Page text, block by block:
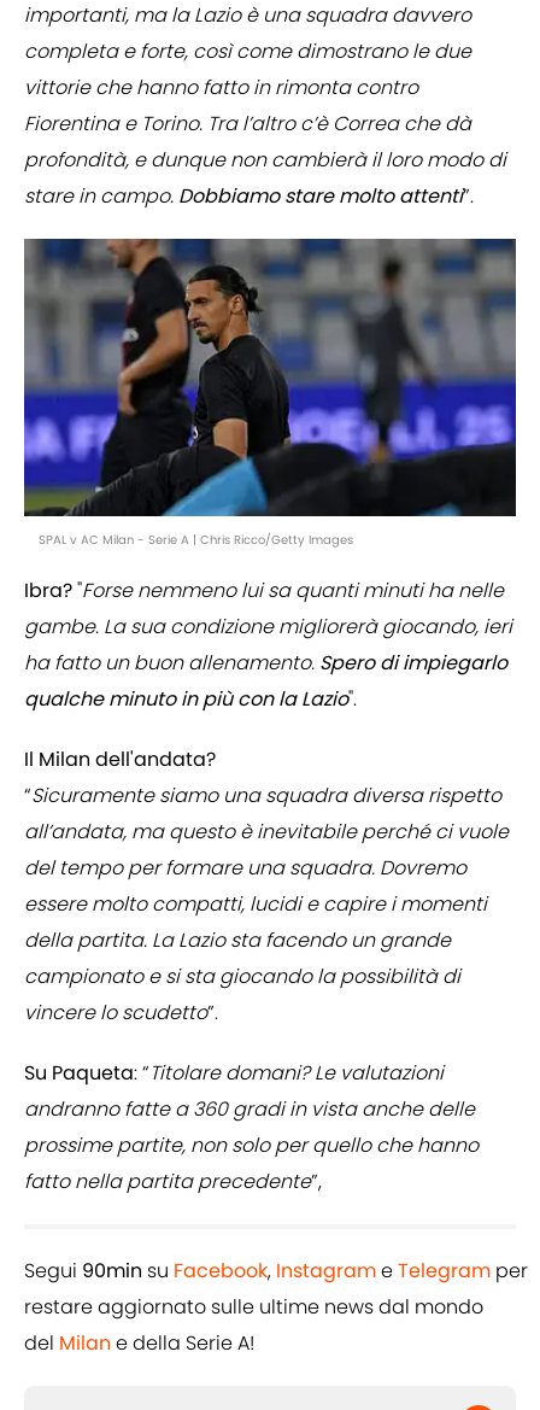
importanti, ma la Lazio è una squadra davvero
completa e forte, così come dimostrano le due
vittorie che hanno fatto in rimonta contro
Fiorentina e Torino. Tra l’altro c’è Correa che dà
profondità, e dunque non cambierà il loro modo di
stare in campo. Dobbiamo stare molto attenti”.
SPAL v AC Milan - Serie A | Chris Ricco/Getty Images
Ibra?"Forse nemmeno lui sa quanti minuti ha nelle
gambe. La sua condizione migliorerà giocando, ieri
ha fatto un buon allenamento. Spero di impiegarlo
qualche minuto in più con la Lazio".
Il Milan dell'andata?
“Sicuramente siamo una squadra diversa rispetto
all’andata, ma questo è inevitabile perché ci vuole
del tempo per formare una squadra. Dovremo
essere molto compatti, lucidi e capire i momenti
della partita. La Lazio sta facendo un grande
campionato e si sta giocando la possibilità di
vincere lo scudetto”.
Su Paqueta: “Titolare domani? Le valutazioni
andranno fatte a 360 gradi in vista anche delle
prossime partite, non solo per quello che hanno
fatto nella partita precedente”,
Segui 90min su Facebook, InstagrameTelegram per
restare aggiornato sulle ultime news dal mondo
del Milan e della Serie A!